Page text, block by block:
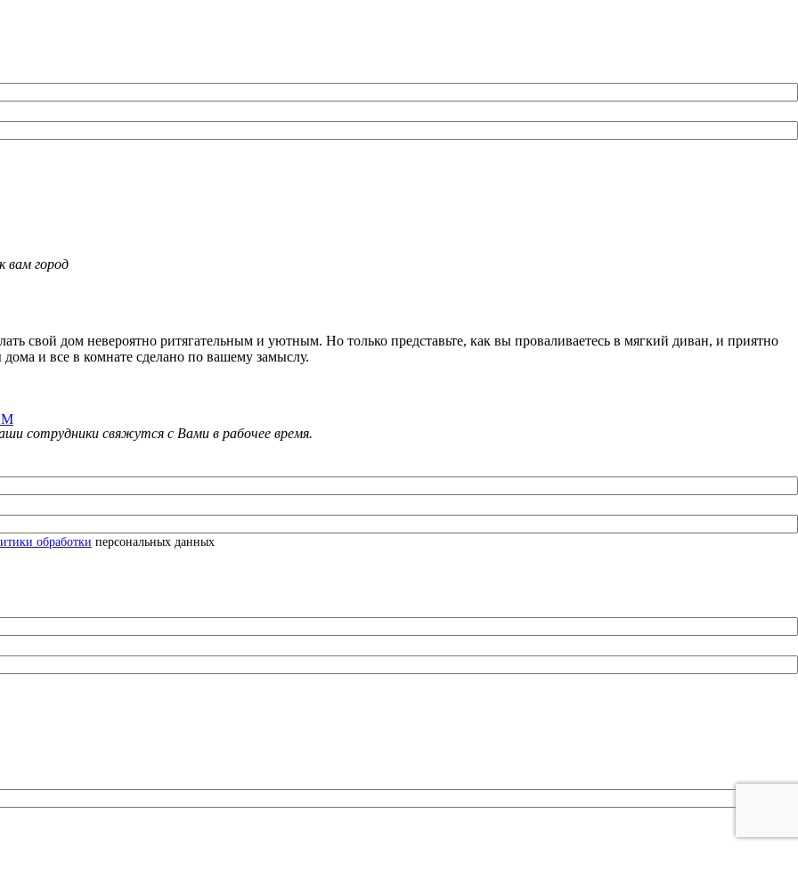
М
вам город
свой дом невероятно ритягательным и уютным. Но только представьте, как вы проваливаетесь в мягкий диван, и приятно
и все в комнате сделано по вашему замыслу.
сотрудники свяжутся с Вами в рабочее время.
обработки персональных данных